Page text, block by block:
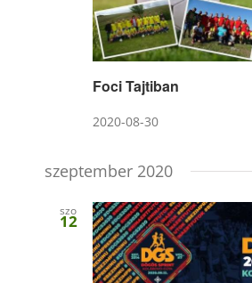
Foci Tajtiban
2020-08-30
szeptember 2020
szo
12